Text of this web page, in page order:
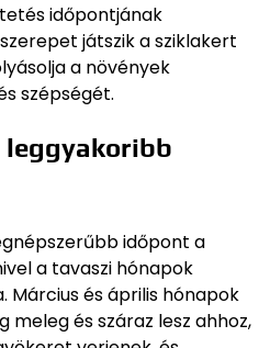
időpontjának
játszik a sziklakert
a növények
szépségét.
leggyakoribb
időpont a
a tavaszi hónapok
Március és április hónapok
és száraz lesz ahhoz,